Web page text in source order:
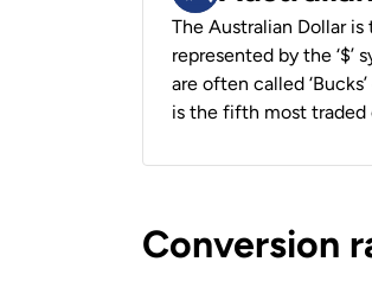
The Australian Dollar
represented by the ‘$’
are often called
is the fifth most
Conversion